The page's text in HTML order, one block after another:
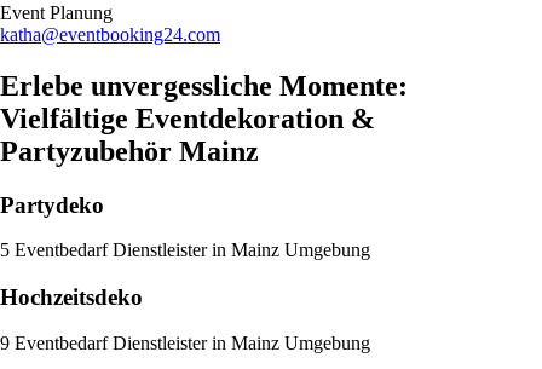
Event Planung​
katha@eventbooking24.com
Erlebe unvergessliche Momente:
Vielfältige Eventdekoration &
Partyzubehör Mainz
Partydeko
5 Eventbedarf Dienstleister in Mainz Umgebung
Hochzeitsdeko
9 Eventbedarf Dienstleister in Mainz Umgebung